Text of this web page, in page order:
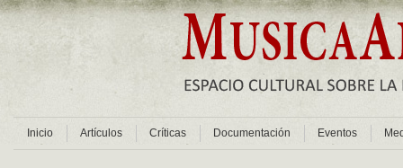
Inicio Artículos Críticas Documentación Eventos